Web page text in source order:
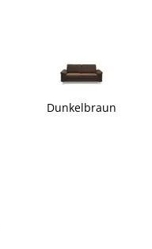
Dunkelbraun